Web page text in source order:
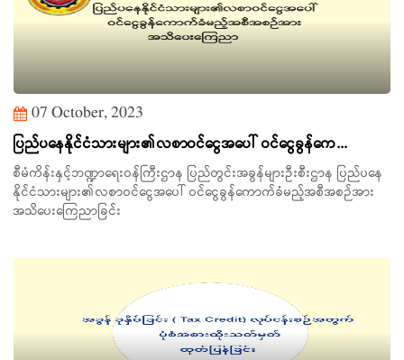
07 October, 2023
ပြည်ပနေနိုင်ငံသားများ၏လစာဝင်ငွေအပေါ် ဝင်ငွေခွန်ကေ...
စီမံကိန်းနှင့်ဘဏ္ဍာရေးဝန်ကြီးဌာန ပြည်တွင်းအခွန်များဦးစီးဌာန ပြည်ပနေ
နိုင်ငံသားများ၏လစာဝင်ငွေအပေါ် ဝင်ငွေခွန်ကောက်ခံမည့်အစီအစဉ်အား
အသိပေးကြေညာခြင်း